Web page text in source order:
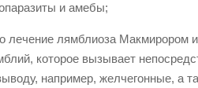
и амебы;
лечение лямблиоза Макмирором
которое вызывает
например, желчегонные, а